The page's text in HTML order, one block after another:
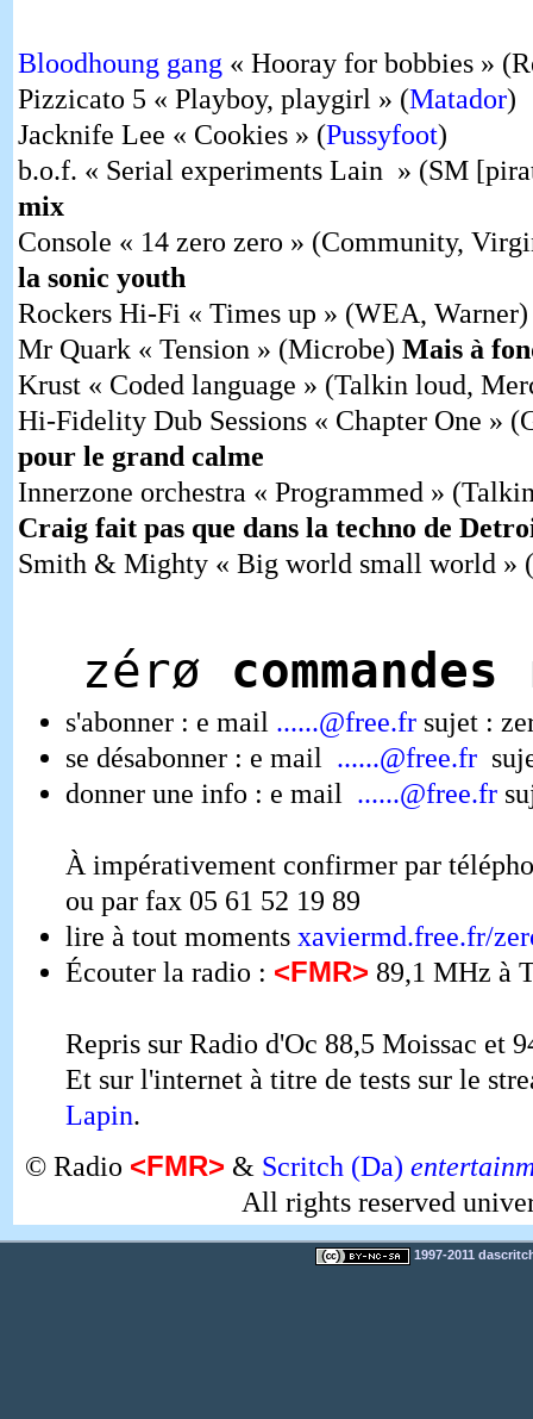
Bloodhoung gang « Hooray for bobbies »
Pizzicato 5 « Playboy, playgirl » (Matador)
Jacknife Lee « Cookies » (Pussyfoot)
b.o.f. « Serial experiments Lain » (SM
mix
Console « 14 zero zero » (Community,
la sonic youth
Rockers Hi-Fi « Times up » (WEA, Warner)
Mr Quark « Tension » (Microbe) Mais à
Krust « Coded language » (Talkin loud,
Hi-Fidelity Dub Sessions « Chapter One »
pour le grand calme
Innerzone orchestra « Programmed »
Craig fait pas que dans la techno de
Smith & Mighty « Big world small world » (
zérø commandes
s'abonner : e mail ......@free.frsujet :
se désabonner : e mail ......@free.fr
donner une info : e mail ......@free.fr
À impérativement confirmer par
ou par fax 05 61 52 19 89
lire à tout moments xaviermd.free.fr/
Écouter la radio : <FMR> 89,1 MHz à
Repris sur Radio d'Oc 88,5 Moissac et
Et sur l'internet à titre de tests sur le
Lapin.
© Radio <FMR> & Scritch (Da)
All rights reserved
1997-2011